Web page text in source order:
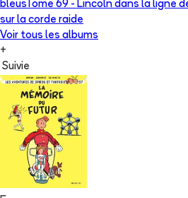
bleusTome 69 - Lincoln dans la ligne
sur la corde raide
Voir tous les albums
+
Suivie